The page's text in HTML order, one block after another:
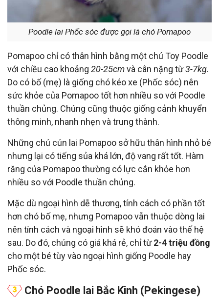
Poodle lai Phốc sóc được gọi là chó Pomapoo
Pomapoo chỉ có thân hình bằng một chú Toy Poodle
với chiều cao khoảng 20-25cmvà cân nặng từ3-7kg.
Do có bố (mẹ) là giống chó kéo xe (Phốc sóc) nên
sức khỏe của Pomapoo tốt hơn nhiều so với Poodle
thuần chủng. Chúng cũng thuộc giống cảnh khuyển
thông minh, nhanh nhẹn và trung thành.
Những chú cún lai Pomapoo sở hữu thân hình nhỏ bé
nhưng lại có tiếng sủa khá lớn, độ vang rất tốt. Hàm
răng của Pomapoo thường có lực cắn khỏe hơn
nhiều so với Poodle thuần chủng.
Mặc dù ngoại hình dễ thương, tính cách có phần tốt
hơn chó bố mẹ, nhưng Pomapoo vẫn thuộc dòng lai
nên tính cách và ngoại hình sẽ khó đoán vào thế hệ
sau. Do đó, chúng có giá khá rẻ, chỉ từ2-4 triệu đồng
cho một bé tùy vào ngoại hình giống Poodle hay
Phốc sóc.
Chó Poodle lai Bắc Kinh (Pekingese)